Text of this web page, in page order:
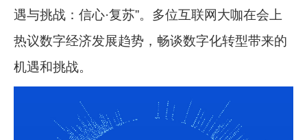
遇与挑战：信心·复苏”。多位互联网大咖在会上
热议数字经济发展趋势，畅谈数字化转型带来的
机遇和挑战。